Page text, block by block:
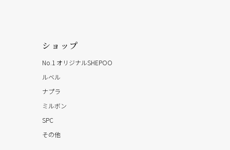
ショップ
No.1 オリジナルSHEPOO
ルベル
ナプラ
ミルボン
SPC
その他